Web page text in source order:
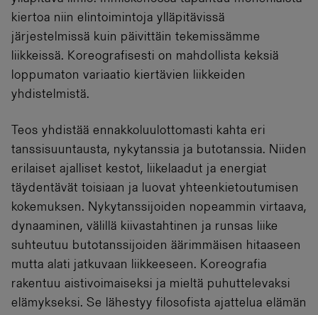
kiertoa niin elintoimintoja ylläpitävissä
järjestelmissä kuin päivittäin tekemissämme
liikkeissä. Koreografisesti on mahdollista keksiä
loppumaton variaatio kiertävien liikkeiden
yhdistelmistä.
Teos yhdistää ennakkoluulottomasti kahta eri
tanssisuuntausta, nykytanssia ja butotanssia. Niiden
erilaiset ajalliset kestot, liikelaadut ja energiat
täydentävät toisiaan ja luovat yhteenkietoutumisen
kokemuksen. Nykytanssijoiden nopeammin virtaava,
dynaaminen, välillä kiivastahtinen ja runsas liike
suhteutuu butotanssijoiden äärimmäisen hitaaseen
mutta alati jatkuvaan liikkeeseen. Koreografia
rakentuu aistivoimaiseksi ja mieltä puhuttelevaksi
elämykseksi. Se lähestyy filosofista ajattelua elämän